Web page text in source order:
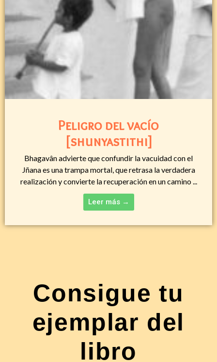
Peligro del vacío
[shunyastithi]
Bhagavân advierte que confundir la vacuidad con el
Jñana es una trampa mortal, que retrasa la verdadera
realización y convierte la recuperación en un camino ...
Leer más →
Consigue tu
ejemplar del
libro